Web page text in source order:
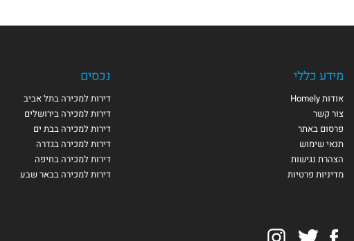
מידע כללי
אודות Homely
צור קשר
פרסום באתר
תנאי שימוש
הצהרת נגישות
מדיניות פרטיות
נכסים
דירות למכירה בתל אביב
דירות למכירה בירושלים
דירות למכירה בבת ים
דירות למכירה בגדרה
דירות למכירה בחיפה
דירות למכירה בבאר שבע
Facebook
Twitter